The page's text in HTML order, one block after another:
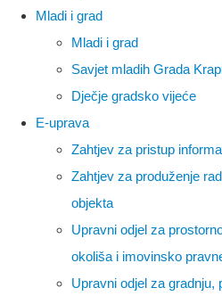
Mladi i grad
Mladi i grad
Savjet mladih Grada
Dječje gradsko vijeće
E-uprava
Zahtjev za pristup
Zahtjev za produženje
objekta
Upravni odjel za
okoliša i imovinsko
Upravni odjel za gradnju,